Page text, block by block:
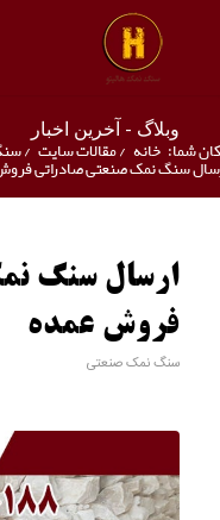
وبلاگ - آخرین اخبار
شما: خانه /مقالات سایت /
سنگ نمک صنعتی صادراتی
ارسال سنگ
فروش عمده
سنگ نمک صنعتی